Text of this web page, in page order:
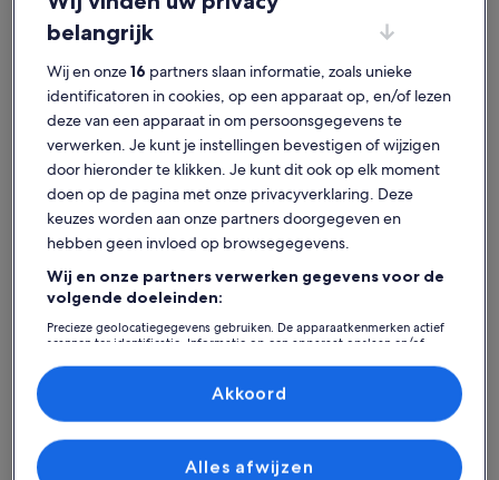
Meer informatie over Outside: Apartment in a small
Outside: Apartment in a small
building in Chandolin, sleeps 4,
beautiful terrace with garden furnitu
Max. aantal: 4 · 1 slaapkamer · 1 badkamer
2e
2-4
Max.
8,0 op
(2
Best beoordeelde
vakantiehuizen - Vissoie
belangrijk
Wij en onze16 partners slaan informatie, zoals unieke
identificatoren in cookies, op een apparaat op, en/of lezen
deze van een apparaat in om persoonsgegevens te
verwerken. Je kunt je instellingen bevestigen of wijzigen
door hieronder te klikken. Je kunt dit ook op elk moment
doen op de pagina met onze privacyverklaring. Deze
keuzes worden aan onze partners doorgegeven en
hebben geen invloed op browsegegevens.
Wij en onze partners verwerken gegevens voor de
volgende doeleinden:
Precieze geolocatiegegevens gebruiken. De apparaatkenmerken actief
scannen ter identificatie. Informatie op een apparaat opslaan en/of
contentmetingen, doelgroepenonderzoek en ontwikkeling van
Partnerlijst (derden)
Alles afwijzen
Akkoord